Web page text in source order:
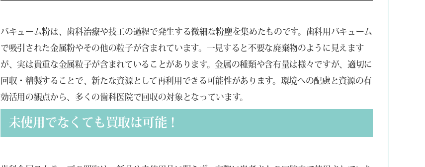
バキューム粉は、歯科治療や技工の過程で発生する微細な粉塵を集めたものです。歯科用バキューム
で吸引された金属粉やその他の粒子が含まれています。一見すると不要な廃棄物のように見えます
が、実は貴重な金属粒子が含まれていることがあります。金属の種類や含有量は様々ですが、適切に
回収・精製することで、新たな資源として再利用できる可能性があります。環境への配慮と資源の有
効活用の観点から、多くの歯科医院で回収の対象となっています。
未使用でなくても買取は可能！